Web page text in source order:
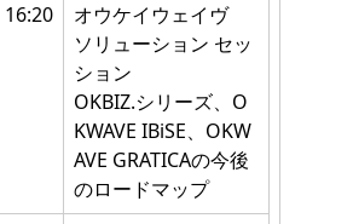
16:20
オウケイウェイヴ
ソリューション セッ
ション
OKBIZ.シリーズ、O
KWAVE IBiSE、OKW
AVE GRATICAの今後
のロードマップ